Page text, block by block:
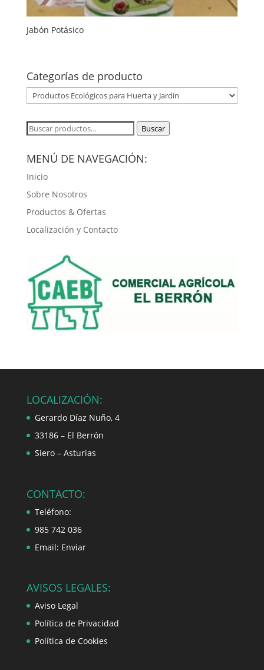
Jabón Potásico
Categorías de producto
Buscar
Buscar
MENÚ DE NAVEGACIÓN:
Inicio
Sobre Nosotros
Productos & Ofertas
Localización y Contacto
LOCALIZACIÓN:
Gerardo Díaz Nuño, 4
33186 – El Berrón
Siero – Asturias
CONTACTO:
Teléfono:
985 742 036
Email: Enviar
AVISOS LEGALES:
Aviso Legal
Política de Privacidad
Política de Cookies